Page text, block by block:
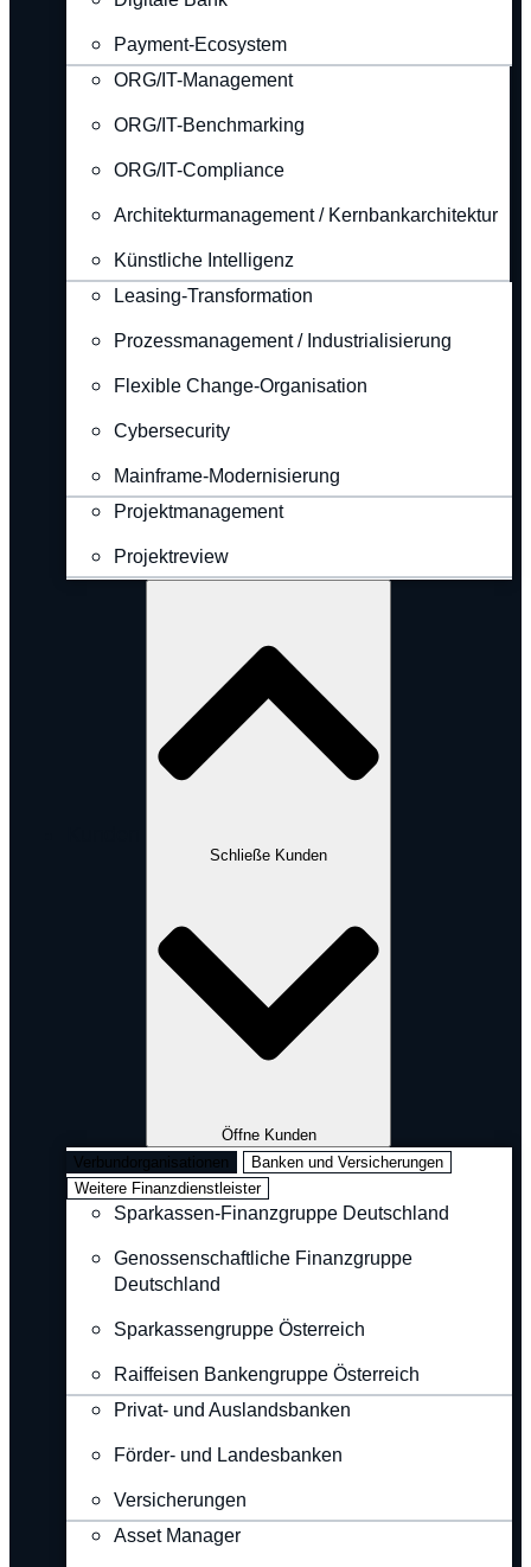
Payment-Ecosystem
ORG/IT-Management
ORG/IT-Benchmarking
ORG/IT-Compliance
Architekturmanagement / Kernbankarchitektur
Künstliche Intelligenz
Leasing-Transformation
Prozessmanagement / Industrialisierung
Flexible Change-Organisation
Cybersecurity
Mainframe-Modernisierung
Projektmanagement
Projektreview
Schließe Kunden
Öffne Kunden
Verbundorganisationen
Banken und Versicherungen
Weitere Finanzdienstleister
Sparkassen-Finanzgruppe Deutschland
Genossenschaftliche Finanzgruppe
Deutschland
Sparkassengruppe Österreich
Raiffeisen Bankengruppe Österreich
Privat- und Auslandsbanken
Förder- und Landesbanken
Versicherungen
Asset Manager